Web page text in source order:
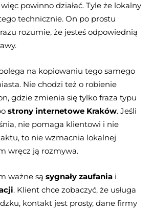
powinno działać. Tyle że lokalny
technicznie. On po prostu
rozumie, że jesteś odpowiednią
na kopiowaniu tego samego
Nie chodzi też o robienie
gdzie zmienia się tylko fraza typu
strony internetowe Kraków. Jeśli
nie pomaga klientowi i nie
to nie wzmacnia lokalnej
wręcz ją rozmywa.
ważne są sygnały zaufania i
. Klient chce zobaczyć, że usługa
kontakt jest prosty, dane firmy